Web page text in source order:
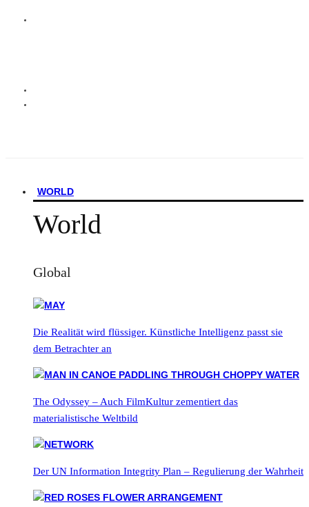
WORLD
World
Global
Die Realität wird flüssiger. Künstliche Intelligenz passt sie
dem Betrachter an
The Odyssey – Auch FilmKultur zementiert das
materialistische Weltbild
Der UN Information Integrity Plan – Regulierung der Wahrheit